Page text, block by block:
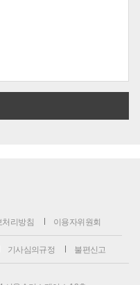
처리방침 이용자위원회
기사심의규정 불편신고